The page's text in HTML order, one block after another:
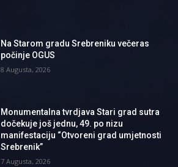
Na Starom gradu Srebreniku večeras
počinje OGUS
8 Augusta, 2026
Monumentalna tvrdjava Stari grad sutra
dočekuje još jednu, 49. po nizu
manifestaciju “Otvoreni grad umjetnosti
Srebrenik”
7 Augusta, 2026